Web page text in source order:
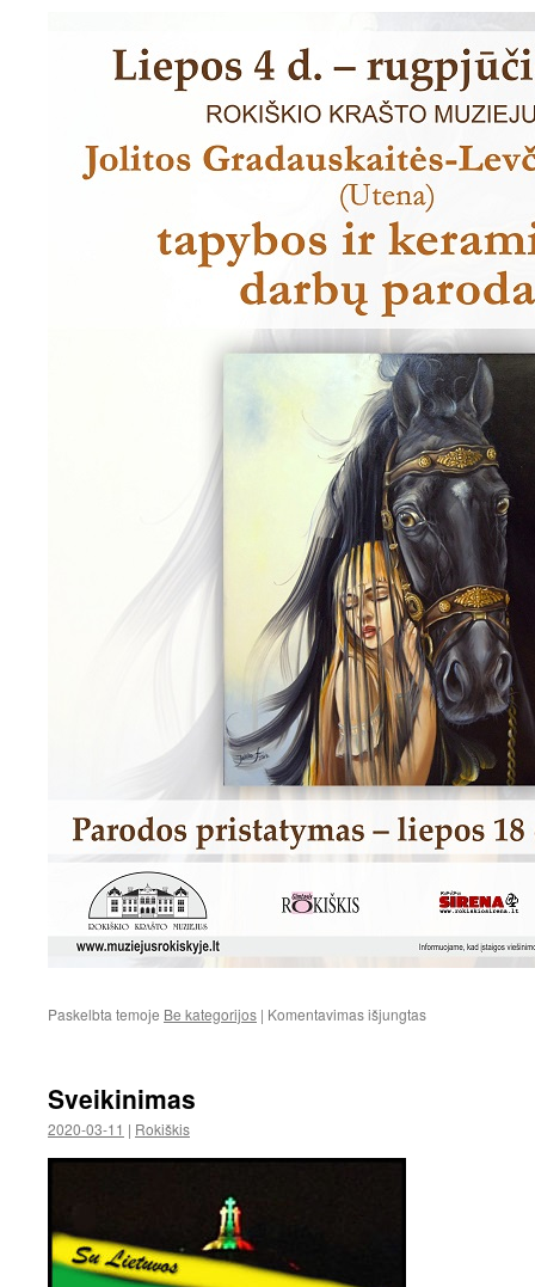
Paskelbta temoje Be kategorijos | Komentavimas išjungtasįraše
Sveikinimas
2020-03-11 | Rokiškis